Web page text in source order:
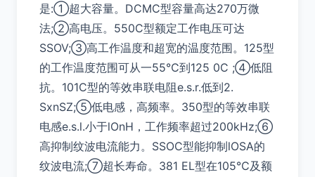
是:①超大容量。DCMC型容量高达270万微
法;②高电压。550C型额定工作电压可达
SSOV;③高工作温度和超宽的温度范围。125型
的工作温度范围可从一55℃到125 0C ;④低阻
抗。101C型的等效串联电阻e.s.r.低到2.
SxnSZ;⑤低电感，高频率。350型的等效串联
电感e.s.l.小于lOnH，工作频率超过200kHz;⑥
高抑制纹波电流能力。SSOC型能抑制lOSA的
纹波电流;⑦超长寿命。381 EL型在105℃及额